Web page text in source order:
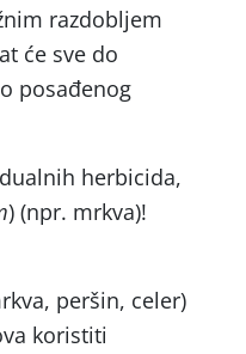
razdobljem
će sve do
posađenog
herbicida,
) (npr. mrkva)!
peršin, celer)
koristiti